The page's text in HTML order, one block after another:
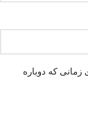
زمانی که دوباره